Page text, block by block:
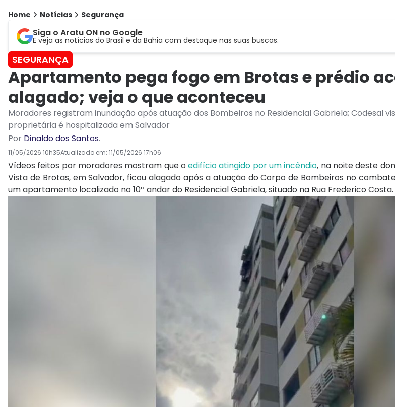
Home Notícias Segurança
Siga o Aratu ON no Google
E veja as notícias do Brasil e da Bahia com destaque nas suas buscas.
SEGURANÇA
Apartamento pega fogo em Brotas e prédio
alagado; veja o que aconteceu
Moradores registram inundação após atuação dos Bombeiros no Residencial Gabriela; Codesal
proprietária é hospitalizada em Salvador
Por Dinaldo dos Santos.
11/05/2026 10h35Atualizado em: 11/05/2026 17h06
Vídeos feitos por moradores mostram que oedifício atingido por um incêndio, na noite deste
Vista de Brotas, em Salvador, ficou alagado após a atuação do Corpo de Bombeiros no
um apartamento localizado no 10º andar do Residencial Gabriela, situado na Rua Frederico Costa.